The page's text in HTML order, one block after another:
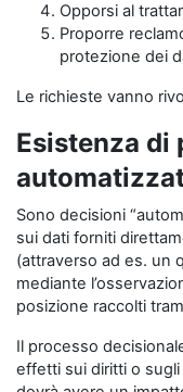
Opporsi al
Proporre
protezione dei
Le richieste vanno
Esistenza di
Sono decisioni
sui dati forniti
(attraverso ad es. un
mediante
posizione raccolti
Il processo
effetti sui diritti o